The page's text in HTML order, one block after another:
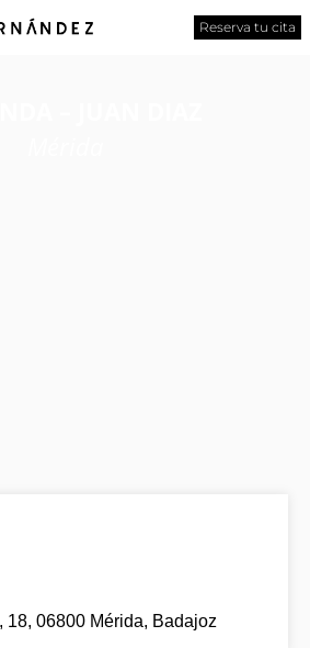
Reserva tu cita
18, 06800 Mérida, Badajoz